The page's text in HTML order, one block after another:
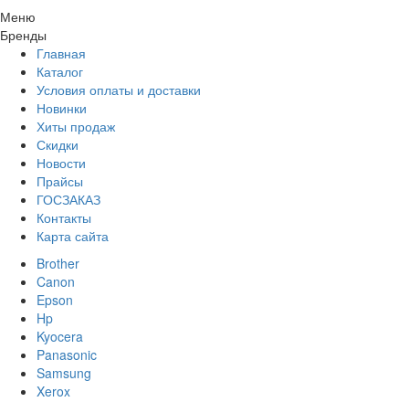
Меню
Бренды
Главная
Каталог
Условия оплаты и доставки
Новинки
Хиты продаж
Скидки
Новости
Прайсы
ГОСЗАКАЗ
Контакты
Карта сайта
Brother
Canon
Epson
Hp
Kyocera
Panasonic
Samsung
Xerox